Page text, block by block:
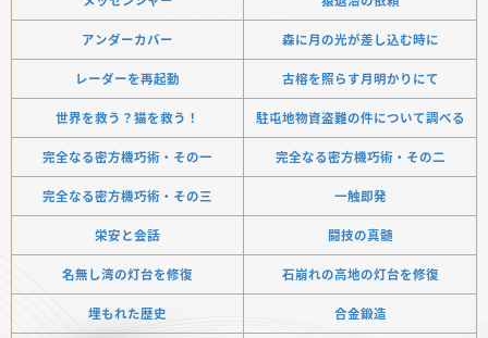
アンダーカバー 森に月の光が差し込む時に
レーダーを再起動 古榕を照らす月明かりにて
世界を救う？猫を救う！ 駐屯地物資盗難の件について調べる
完全なる密方機巧術・その一 完全なる密方機巧術・その二
完全なる密方機巧術・その三 一触即発
栄安と会話 闘技の真髄
名無し湾の灯台を修復 石崩れの高地の灯台を修復
埋もれた歴史 合金鍛造